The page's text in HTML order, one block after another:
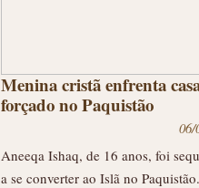
Menina cristã enfrenta
forçado no Paquistão
Aneeqa Ishaq, de 16 anos, foi
a se converter ao Islã no